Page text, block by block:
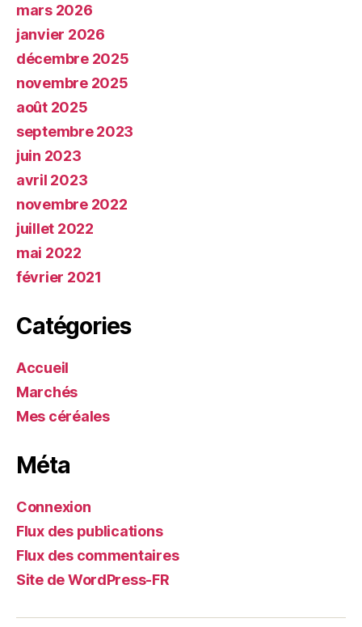
mars 2026
janvier 2026
décembre 2025
novembre 2025
août 2025
septembre 2023
juin 2023
avril 2023
novembre 2022
juillet 2022
mai 2022
février 2021
Catégories
Accueil
Marchés
Mes céréales
Méta
Connexion
Flux des publications
Flux des commentaires
Site de WordPress-FR